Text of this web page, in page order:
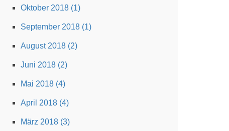
Oktober 2018 (1)
September 2018 (1)
August 2018 (2)
Juni 2018 (2)
Mai 2018 (4)
April 2018 (4)
März 2018 (3)